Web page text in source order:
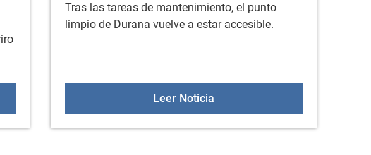
25 de noviembre (Día Internacional Contra la Violencia Machista Hacia
Tras las tareas de mantenimiento, el punto
limpio de Durana vuelve a estar accesible.
Leer Noticia